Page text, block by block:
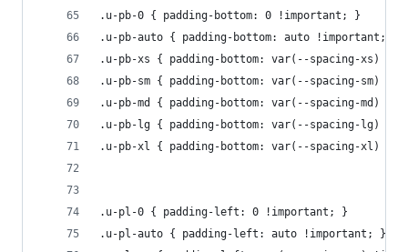
.u-pb-0 { padding-bottom: 0 !important; }
.u-pb-auto { padding-bottom: auto !important; }
.u-pb-xs { padding-bottom: var(--spacing-xs)
.u-pb-sm { padding-bottom: var(--spacing-sm)
.u-pb-md { padding-bottom: var(--spacing-md)
.u-pb-lg { padding-bottom: var(--spacing-lg)
.u-pb-xl { padding-bottom: var(--spacing-xl)
.u-pl-0 { padding-left: 0 !important; }
.u-pl-auto { padding-left: auto !important; }